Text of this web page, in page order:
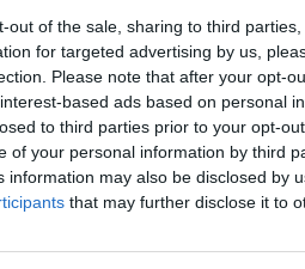
out of the sale, sharing to third
for targeted advertising by us,
Please note that after your opt-
based ads based on personal
to third parties prior to your opt-
of your personal information by third
information may also be disclosed by
that may further disclose it to
σε αυτά μικροτσίπ,
στειρώσεων, η κτηνιατρική ομάδα
τις απαραίτητες χειρουργικές
συμμετείχε στο πρόγραμμα.